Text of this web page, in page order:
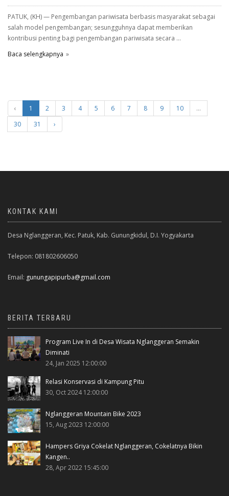
PATUK, (KH) — Pengembangan pariwisata berbasis masyarakat sebagai
salah model pengembangan; sesungguhnya dapat memberikan
kontribusi penting bagi pengembangan pariwisata secara ...
Baca selengkapnya
‹ 1 2 3 4 5 6 7 8 9 10
...
30
31 ›
KONTAK KAMI
Desa Nglanggeran, Kec. Patuk, Kab. Gunungkidul, D.I. Yogyakarta
Telepon: 081802606050
Email: gunungapipurba@gmail.com
BERITA TERBARU
Program Live In di Desa Wisata Nglanggeran Semakin
Diminati
24, Jan 2025 12:00:00
Relasi Konservasi di Kampung Pitu
30, Oct 2024 12:00:00
Nglanggeran Mountain Bike 2023
15, Aug 2023 12:00:00
Hampers Griya Cokelat Nglanggeran, Cokelatnya Bikin
Kangen..
28, Apr 2022 15:45:00